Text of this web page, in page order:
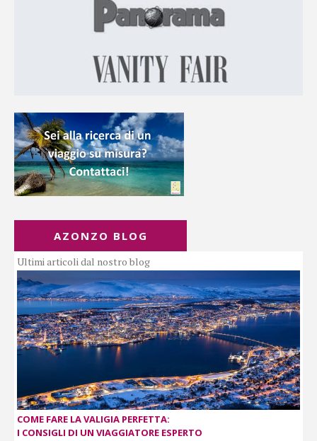
AZONZO BLOG
Ultimi articoli dal nostro blog
COME FARE LA VALIGIA PERFETTA:
I CONSIGLI DI UN VIAGGIATORE ESPERTO